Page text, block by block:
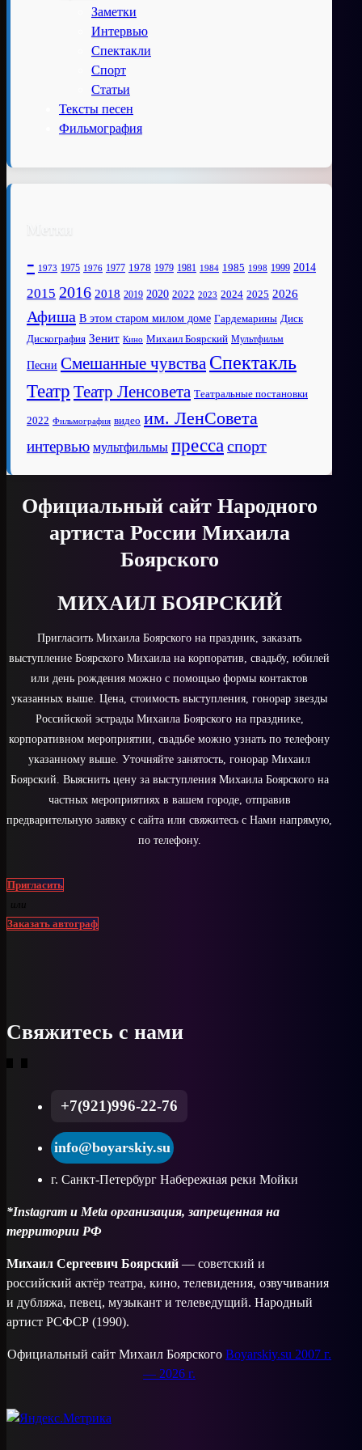
Заметки
Интервью
Спектакли
Спорт
Статьи
Тексты песен
Фильмография
Метки
- 1973 1975 1976 1977 1978 1979 1981 1984 1985 1998 1999 2014
2015 2016 2018 2019 2020 2022 2023 2024 2025 2026
Афиша В этом старом милом доме Гардемарины Диск
Дискография Зенит Кино Михаил Боярский Мультфильм
Песни Смешанные чувства Спектакль
Театр Театр Ленсовета Театральные постановки
2022 Фильмография видео им. ЛенСовета
интервью мультфильмы прессаспорт
Официальный сайт Народного
артиста России Михаила
Боярского
МИХАИЛ БОЯРСКИЙ
Пригласить Михаила Боярского на праздник, заказать
выступление Боярского Михаила на корпоратив, свадьбу, юбилей
или день рождения можно с помощью формы контактов
указанных выше. Цена, стоимость выступления, гонорар звезды
Российской эстрады Михаила Боярского на празднике,
корпоративном мероприятии, свадьбе можно узнать по телефону
указанному выше. Уточняйте занятость, гонорар Михаил
Боярский. Выяснить цену за выступления Михаила Боярского на
частных мероприятиях в вашем городе, отправив
предварительную заявку с сайта или свяжитесь с Нами напрямую,
по телефону.
Пригласить
или
Заказать автограф
Свяжитесь с нами
+7(921)996-22-76
info@boyarskiy.su
г. Санкт-Петербург Набережная реки Мойки
*Instagram и Meta организация, запрещенная на
территории РФ
Михаил Сергеевич Боярский — советский и
российский актёр театра, кино, телевидения, озвучивания
и дубляжа, певец, музыкант и телеведущий. Народный
артист РСФСР (1990).
Официальный сайт Михаил БоярскогоBoyarskiy.su 2007 г.
— 2026 г.